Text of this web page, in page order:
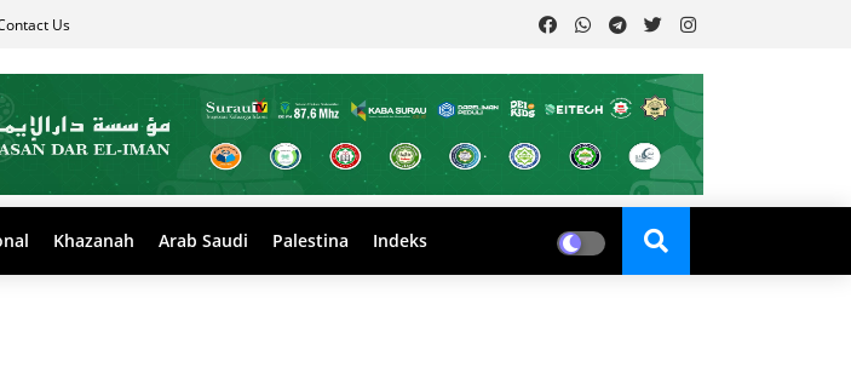
Us
Khazanah Arab Saudi Palestina Indeks